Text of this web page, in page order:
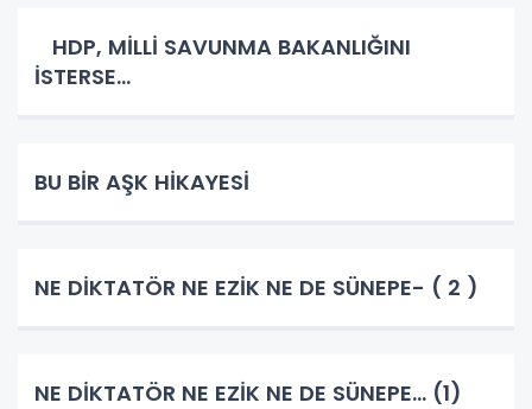
HDP, MİLLİ SAVUNMA BAKANLIĞINI
İSTERSE…
BU BİR AŞK HİKAYESİ
NE DİKTATÖR NE EZİK NE DE SÜNEPE- ( 2 )
NE DİKTATÖR NE EZİK NE DE SÜNEPE... (1)